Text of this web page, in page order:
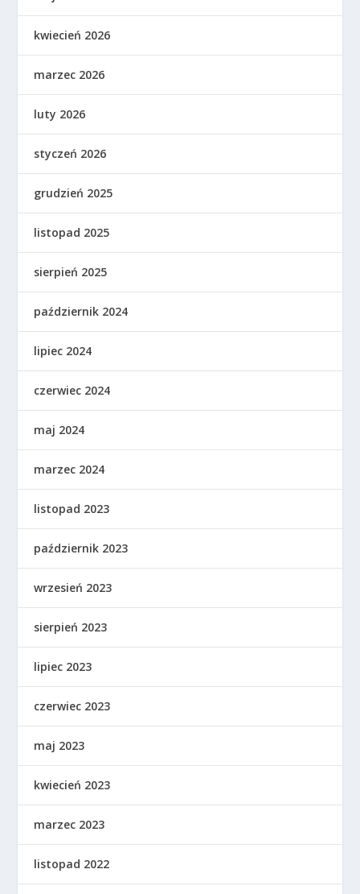
kwiecień 2026
marzec 2026
luty 2026
styczeń 2026
grudzień 2025
listopad 2025
sierpień 2025
październik 2024
lipiec 2024
czerwiec 2024
maj 2024
marzec 2024
listopad 2023
październik 2023
wrzesień 2023
sierpień 2023
lipiec 2023
czerwiec 2023
maj 2023
kwiecień 2023
marzec 2023
listopad 2022